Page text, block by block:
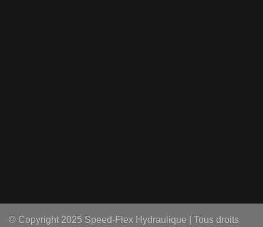
© Copyright 2025 Speed-Flex Hydraulique | Tous droits